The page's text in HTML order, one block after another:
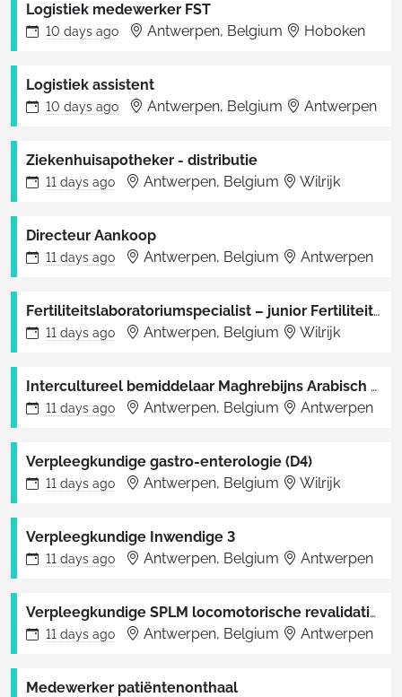
Logistiek medewerker FST
10 days ago Antwerpen, Belgium Hoboken
Logistiek assistent
10 days ago Antwerpen, Belgium Antwerpen
Ziekenhuisapotheker - distributie
11 days ago Antwerpen, Belgium Wilrijk
Directeur Aankoop
11 days ago Antwerpen, Belgium Antwerpen
Fertiliteitslaboratoriumspecialist – junior Fertiliteitskliniek
11 days ago Antwerpen, Belgium Wilrijk
Intercultureel bemiddelaar Maghrebijns Arabisch en/of Berbers
11 days ago Antwerpen, Belgium Antwerpen
Verpleegkundige gastro-enterologie (D4)
11 days ago Antwerpen, Belgium Wilrijk
Verpleegkundige Inwendige 3
11 days ago Antwerpen, Belgium Antwerpen
Verpleegkundige SPLM locomotorische revalidatie 2C
11 days ago Antwerpen, Belgium Antwerpen
Medewerker patiëntenonthaal